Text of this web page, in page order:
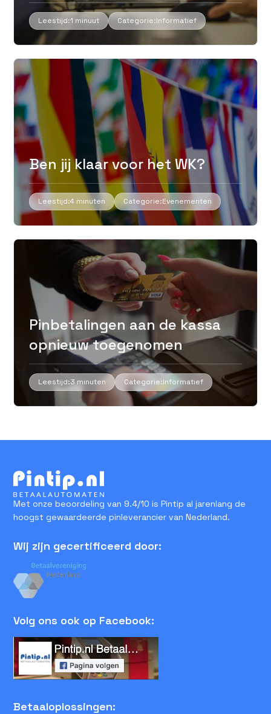
Leestijd:1 minuut Categorie:Informatief
Ben jij klaar voor het WK?
Leestijd:4 minuten Categorie:Evenementen
Pinbetalingen aan de kassa
opnieuw toegenomen
Leestijd:3 minuten Categorie:Informatief
Met onze beoordeling van 9.4/10 is Pintip al jarenlang de
hoogst gewaardeerde pinleverancier van Nederland.
Wij zijn gecertificeerd door:
Volg ons ook op Facebook:
Betaaloplossingen: